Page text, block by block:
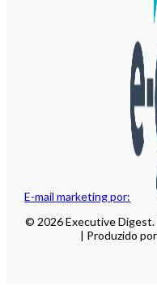
E-mail marketing por:
© 2026 Executive
| Produzido